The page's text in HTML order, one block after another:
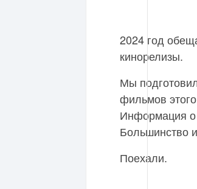
2024 год
кинорелизы.
Мы
фильмов
Информация о
Большинство
Поехали.